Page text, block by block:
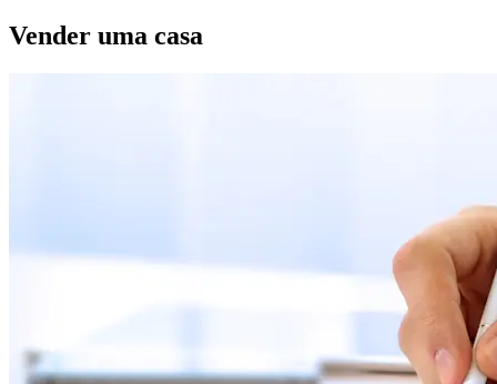
Vender uma casa